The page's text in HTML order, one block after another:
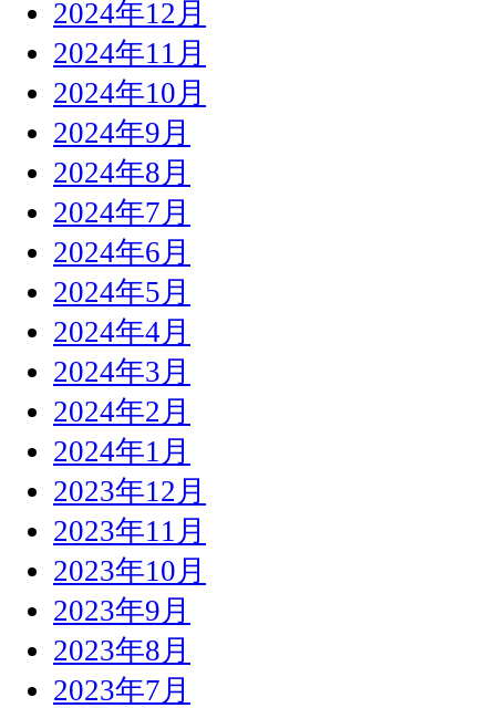
2024年12月
2024年11月
2024年10月
2024年9月
2024年8月
2024年7月
2024年6月
2024年5月
2024年4月
2024年3月
2024年2月
2024年1月
2023年12月
2023年11月
2023年10月
2023年9月
2023年8月
2023年7月